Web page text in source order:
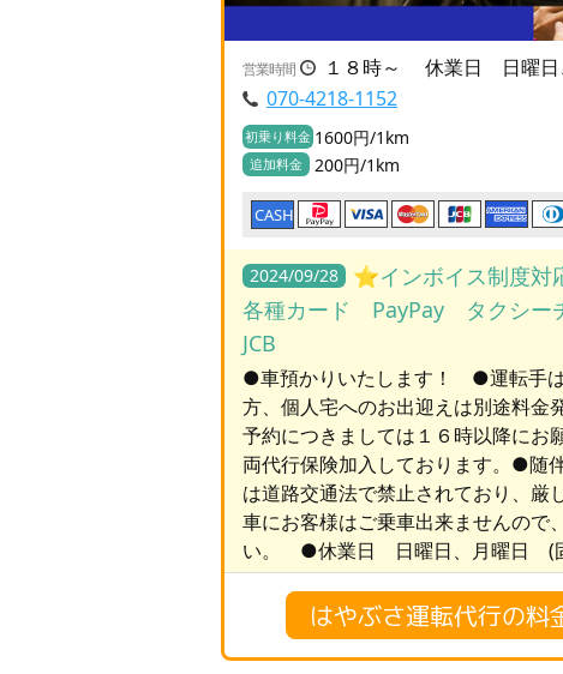
営業時間
１８時～ 休業日 日曜
070-4218-1152
初乗り料金 1600円/1km
追加料金 200円/1km
CASH
2024/09/28
⭐️インボイス制度対
各種カード PayPay タクシー
JCB
●車預かりいたします！ ●運転手
方、個人宅へのお出迎えは別途料
予約につきましては１６時以降に
両代行保険加入しております。●随
は道路交通法で禁止されており、厳
車にお客様はご乗車出来ませんので
い。 ●休業日 日曜日、月曜日 (
はやぶさ運転代行の料